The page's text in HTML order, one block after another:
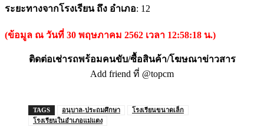
ระยะทางจากโรงเรียน ถึง อำเภอ: 12
(ข้อมูล ณ วันที่ 30 พฤษภาคม 2562 เวลา 12:58:18 น.)
ติดต่อเช่ารถพร้อมคนขับ/ซื้อสินค้า/โฆษณาข่าวสาร
Add friend ที่ @topcm
TAGS อนุบาล-ประถมศึกษา
โรงเรียนขนาดเล็ก
โรงเรียนในอำเภอแม่แตง